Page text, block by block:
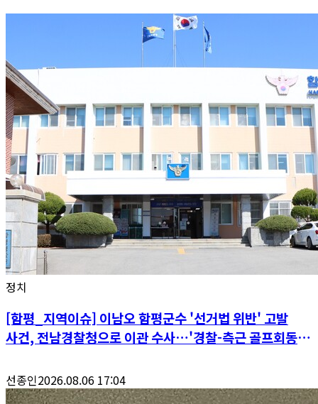
정치
[함평_지역이슈] 이남오 함평군수 '선거법 위반' 고발
사건, 전남경찰청으로 이관 수사…'경찰-측근 골프회동'
선종인2026.08.06 17:04